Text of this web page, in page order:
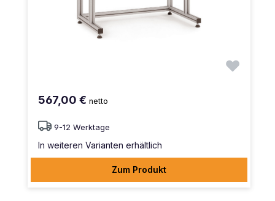
567,00 € netto
9-12 Werktage
In weiteren Varianten erhältlich
Zum Produkt